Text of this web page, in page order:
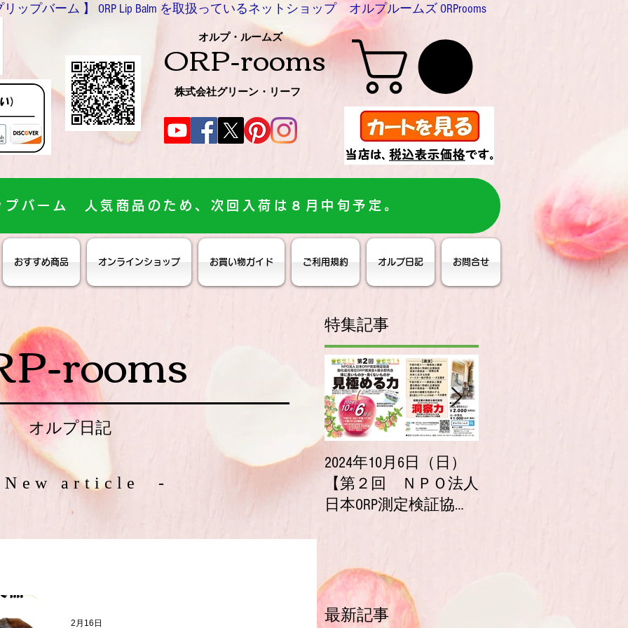
ップバーム 】 ORP Lip Balm を取扱っているネットショップ オルプルームズ ORProoms
オルプ・ルームズ
ORP-rooms
株式会社グリーン・リーフ
プバーム 人気商品のため、次回入荷は８月中旬予定。
おすすめ商品 オンラインショップ お買い物ガイド ご利用規約 オルプ日記 お問合せ
rooms
オルプ日記
article -
2月16日
特集記事
2024年10月6日（日）
【第２回 ＮＰＯ法人
日本ORP測定検証協会
ケット販売開始！
最新記事